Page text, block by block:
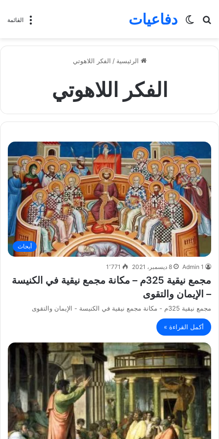
القائمة دفاعيات
بحث
الوضع
الرئيسية / الفكر اللاهوتي
الفكر اللاهوتي
أبحاث
Admin 1 8 ديسمبر، 2021 1٬771
مجمع نيقية 325م – مكانة مجمع نيقية في الكنيسة
– الإيمان والتقوى
مجمع نيقية 325م - مكانة مجمع نيقية في الكنيسة - الإيمان والتقوى
أكمل القراءة »